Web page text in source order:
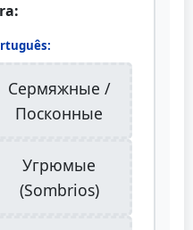
Сермяжные /
Посконные
Угрюмые
(Sombrios)